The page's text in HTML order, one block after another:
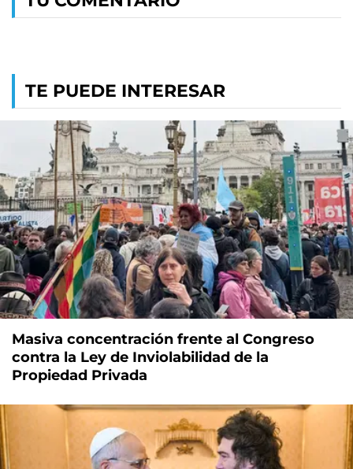
TE PUEDE INTERESAR
Masiva concentración frente al Congreso
contra la Ley de Inviolabilidad de la
Propiedad Privada